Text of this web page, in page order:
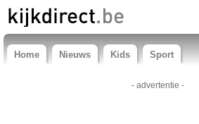
Home Nieuws Kids Sport
- advertentie -